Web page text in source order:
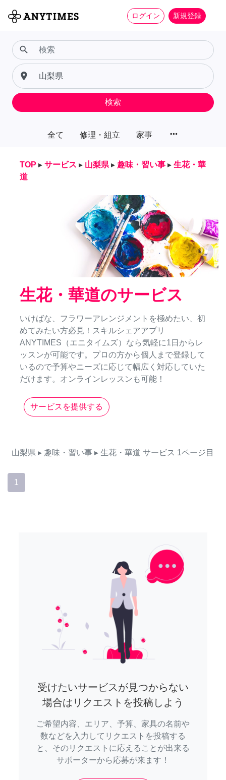
ログイン 新規登録
全て 修理・組立 家事 more_horiz
search
place
検索
TOP ▸ サービス ▸ 山梨県 ▸ 趣味・習い事 ▸ 生花・華
道
生花・華道のサービス
いけばな、フラワーアレンジメントを極めたい、初
めてみたい方必見！スキルシェアアプリ
ANYTIMES（エニタイムズ）なら気軽に1日からレ
ッスンが可能です。プロの方から個人まで登録して
いるので予算やニーズに応じて幅広く対応していた
だけます。オンラインレッスンも可能！
サービスを提供する
山梨県 ▸ 趣味・習い事 ▸ 生花・華道 サービス 1ページ目
1
受けたいサービスが見つからない
場合はリクエストを投稿しよう
ご希望内容、エリア、予算、家具の名前や
数などを入力してリクエストを投稿する
と、そのリクエストに応えることが出来る
サポーターから応募が来ます！